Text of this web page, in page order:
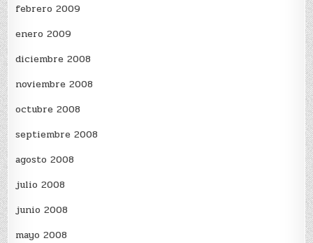
febrero 2009
enero 2009
diciembre 2008
noviembre 2008
octubre 2008
septiembre 2008
agosto 2008
julio 2008
junio 2008
mayo 2008